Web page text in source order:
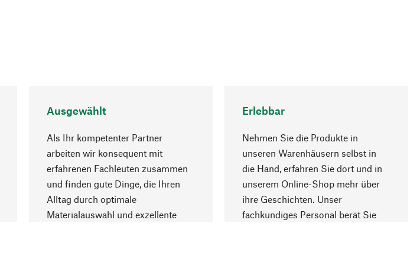
Ausgewählt
Als Ihr kompetenter Partner
arbeiten wir konsequent mit
erfahrenen Fachleuten zusammen
und finden gute Dinge, die Ihren
Alltag durch optimale
Materialauswahl und exzellente
Erlebbar
Nehmen Sie die Produkte in
unseren Warenhäusern selbst in
die Hand, erfahren Sie dort und in
unserem Online-Shop mehr über
ihre Geschichten. Unser
fachkundiges Personal berät Sie